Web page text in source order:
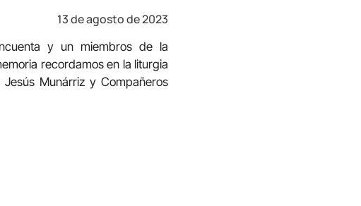
13 de agosto de 2023
y un miembros de la
recordamos en la liturgia
Munárriz y Compañeros